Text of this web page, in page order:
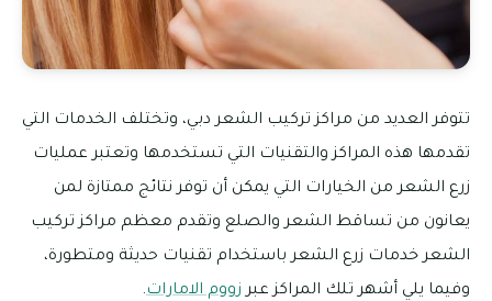
تتوفر العديد من مراكز تركيب الشعر دبي، وتختلف الخدمات التي
تقدمها هذه المراكز والتقنيات التي تستخدمها وتعتبر عمليات
زرع الشعر من الخيارات التي يمكن أن توفر نتائج ممتازة لمن
يعانون من تساقط الشعر والصلع وتقدم معظم مراكز تركيب
الشعر خدمات زرع الشعر باستخدام تقنيات حديثة ومتطورة،
وفيما يلي أشهر تلك المراكز عبر زووم الامارات.